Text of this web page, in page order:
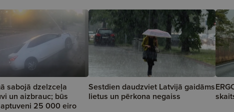
sabojā dzelzceļa
un aizbrauc; būs
25 000 eiro
Sestdien daudzviet Latvijā gaidāms
lietus un pērkona negaiss